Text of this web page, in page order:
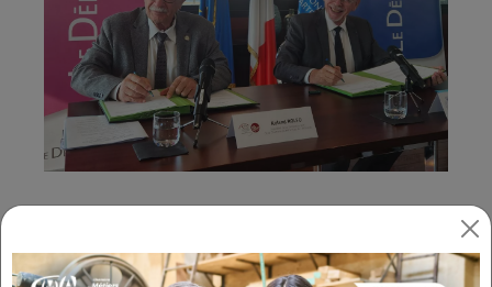
départemental du Var, etRoland ROLFO,